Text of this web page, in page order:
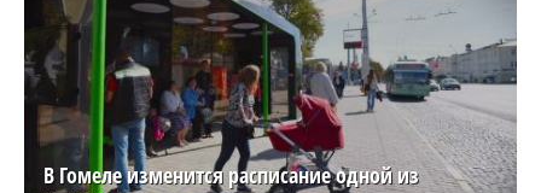
В Гомеле изменится расписание одной из